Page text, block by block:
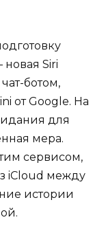
Siri
ботом,
от Google. На
для
мера.
сервисом,
iCloud между
истории